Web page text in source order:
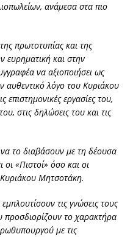
ανάμεσα στα πιο
πρωτοτυπίας και της
ευρηματική και στην
να αξιοποιήσει ως
αυθεντικό λόγο του Κυριάκου
εργασίες του,
στις δηλώσεις του και τις
να το διαβάσουν με τη δέουσα
«Πιστοί» όσο και οι
Κυριάκου Μητσοτάκη.
τις γνώσεις τους
προσδιορίζουν το χαρακτήρα
με τις